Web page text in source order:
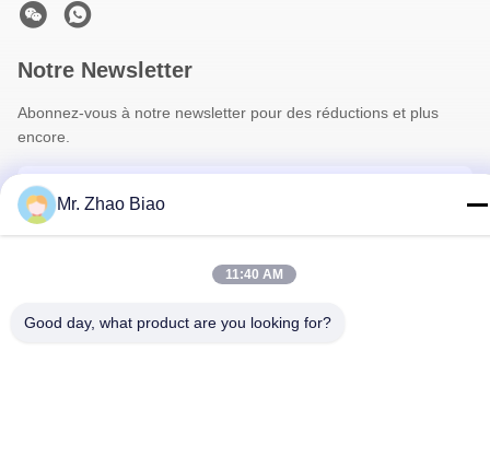
Notre Newsletter
Abonnez-vous à notre newsletter pour des réductions et plus
encore.
Mr. Zhao Biao
11:40 AM
Good day, what product are you looking for?